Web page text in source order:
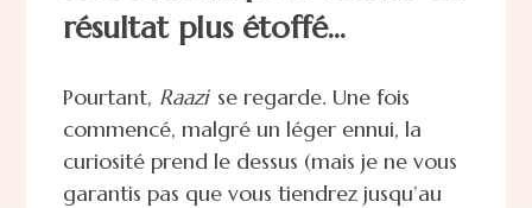
résultat plus étoffé...
Pourtant, Raazi se regarde. Une fois
commencé, malgré un léger ennui, la
curiosité prend le dessus (mais je ne vous
garantis pas que vous tiendrez jusqu’au